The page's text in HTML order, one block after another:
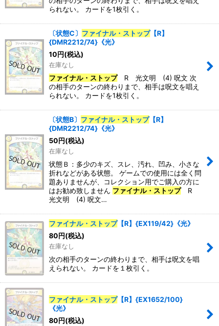
られない。 カードを1枚引く。
〔状態C〕 ファイナル・ストップ【R】
{DMR2212/74}《光》
10円(税込)
在庫なし
ファイナル・ストップR 光文明 (4) 呪文 次
の相手のターンの終わりまで、相手は呪文を唱え
られない。 カードを1枚引く。
〔状態B〕 ファイナル・ストップ【R】
{DMR2212/74}《光》
50円(税込)
在庫なし
状態Ｂ：多少のキズ、スレ、汚れ、凹み、小さな
折れなどがある状態。 ゲームでの使用には全く問
題ありませんが、コレクション用でご購入の方に
はお勧め致しません ファイナル・ストップR
光文明 (4) 呪文…
ファイナル・ストップ【R】{EX119/42}《光》
80円(税込)
在庫なし
次の相手のターンの終わりまで、相手は呪文を唱
えられない。 カードを１枚引く。
ファイナル・ストップ【R】{EX1652/100}
《光》
80円(税込)